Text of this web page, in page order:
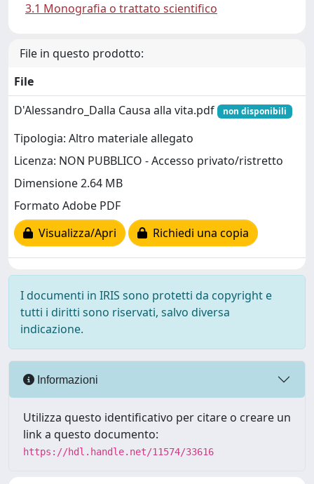
3.1 Monografia o trattato scientifico
File in questo prodotto:
File
D'Alessandro_Dalla Causa alla vita.pdf
non disponibili
Tipologia: Altro materiale allegato
Licenza: NON PUBBLICO - Accesso privato/ristretto
Dimensione 2.64 MB
Formato Adobe PDF
Visualizza/Apri
Richiedi una copia
I documenti in IRIS sono protetti da copyright e
tutti i diritti sono riservati, salvo diversa
indicazione.
Informazioni
Utilizza questo identificativo per citare o creare un
link a questo documento:
https://hdl.handle.net/11574/33616